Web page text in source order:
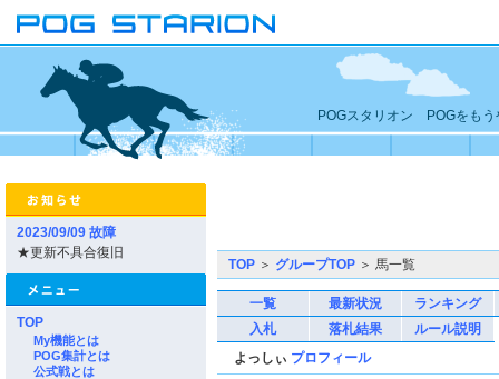
POGスタリオン POGをもう
2023/09/09 故障
★更新不具合復旧
TOP
My機能とは
POG集計とは
公式戦とは
TOP ＞ グループTOP ＞ 馬一覧
一覧 最新状況
ランキング
入札
落札結果
ルール説明
よっしぃ プロフィール